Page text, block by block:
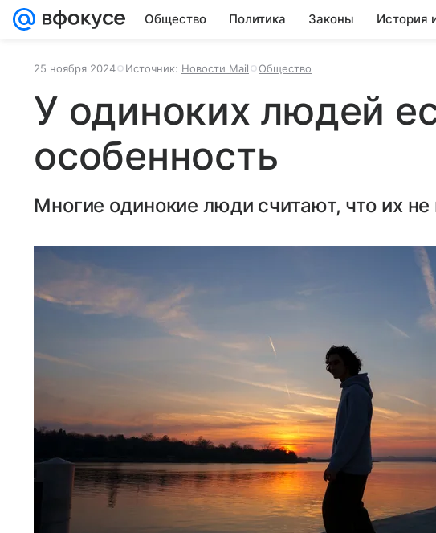
Общество Политика Законы История
25 ноября 2024 Источник: Новости Mail Общество
У одиноких людей
особенность
Многие одинокие люди считают, что их